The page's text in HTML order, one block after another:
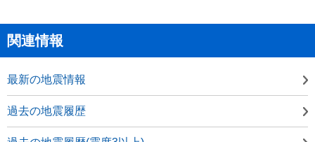
関連情報
最新の地震情報
過去の地震履歴